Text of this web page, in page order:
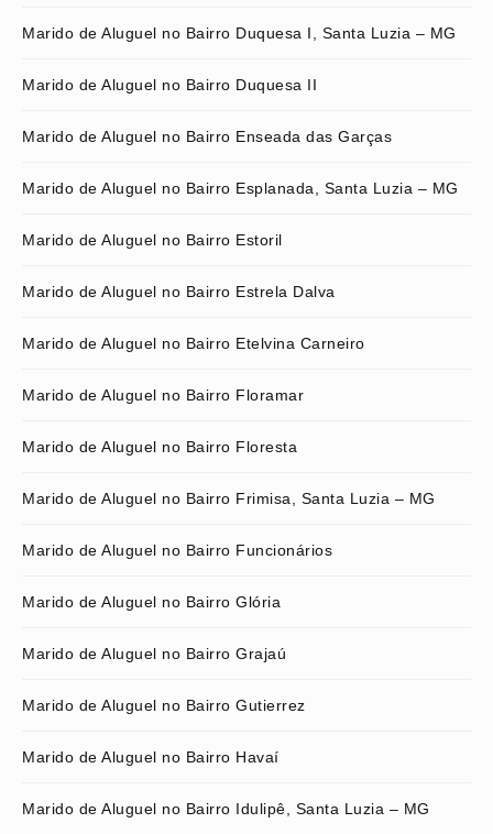
Marido de Aluguel no Bairro Duquesa I, Santa Luzia – MG
Marido de Aluguel no Bairro Duquesa II
Marido de Aluguel no Bairro Enseada das Garças
Marido de Aluguel no Bairro Esplanada, Santa Luzia – MG
Marido de Aluguel no Bairro Estoril
Marido de Aluguel no Bairro Estrela Dalva
Marido de Aluguel no Bairro Etelvina Carneiro
Marido de Aluguel no Bairro Floramar
Marido de Aluguel no Bairro Floresta
Marido de Aluguel no Bairro Frimisa, Santa Luzia – MG
Marido de Aluguel no Bairro Funcionários
Marido de Aluguel no Bairro Glória
Marido de Aluguel no Bairro Grajaú
Marido de Aluguel no Bairro Gutierrez
Marido de Aluguel no Bairro Havaí
Marido de Aluguel no Bairro Idulipê, Santa Luzia – MG